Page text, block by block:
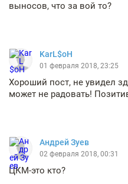
выносов, что за вой то?
KarL$oH
01 февраля 2018, 23:25
Хороший пост, не увидел
может не радовать!
Андрей Зуев
02 февраля 2018, 00:31
ЦКМ-это кто?